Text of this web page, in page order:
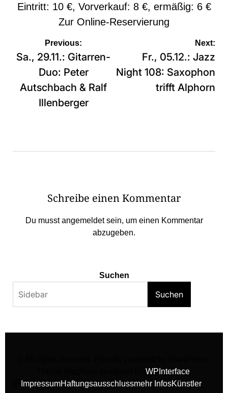
Eintritt: 10 €, Vorverkauf: 8 €, ermäßig: 6 €
Zur Online-Reservierung
Beitragsnavigation
Previous:
Sa., 29.11.: Gitarren-
Duo: Peter
Autschbach & Ralf
Illenberger
Next:
Fr., 05.12.: Jazz
Night 108: Saxophon
trifft Alphorn
Schreibe einen Kommentar
Du musstangemeldetsein, um einen Kommentar
abzugeben.
Suchen
Suchen
WPInterface.
facebook
ImpressumHaftungsausschlussmehr InfosKünstler